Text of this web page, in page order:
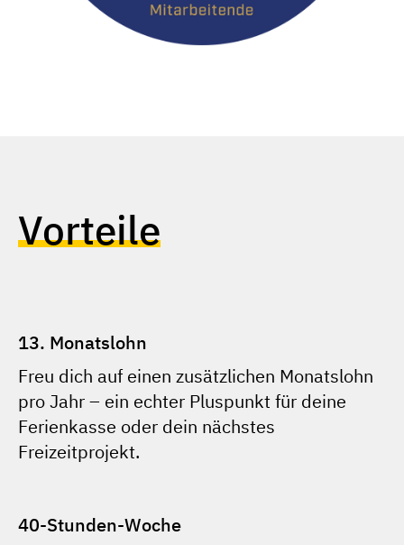
Vorteile
13. Monatslohn
Freu dich auf einen zusätzlichen Monatslohn
pro Jahr – ein echter Pluspunkt für deine
Ferienkasse oder dein nächstes
Freizeitprojekt.
40-Stunden-Woche